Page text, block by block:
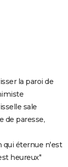
la paroi de
sale
de paresse,
qui éternue n'est
heureux"